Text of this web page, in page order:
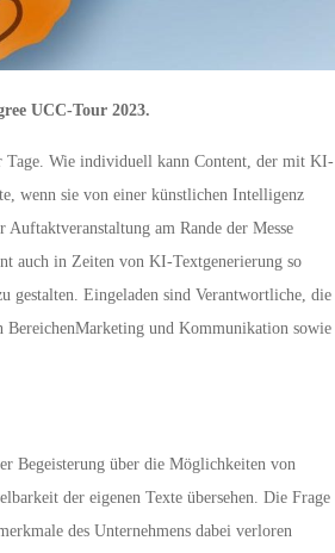
UCC-Tour 2023.
Tage. Wie individuell kann Content, der mit KI-
wenn sie von einer künstlichen Intelligenz
am Rande der Messe
auch in Zeiten von KI-Textgenerierung so
gestalten. Eingeladen sind Verantwortliche, die
und Kommunikation sowie
Begeisterung über die Möglichkeiten von
der eigenen Texte übersehen. Die Frage
des Unternehmens dabei verloren